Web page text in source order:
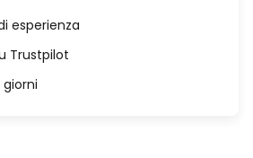
esperienza
Trustpilot